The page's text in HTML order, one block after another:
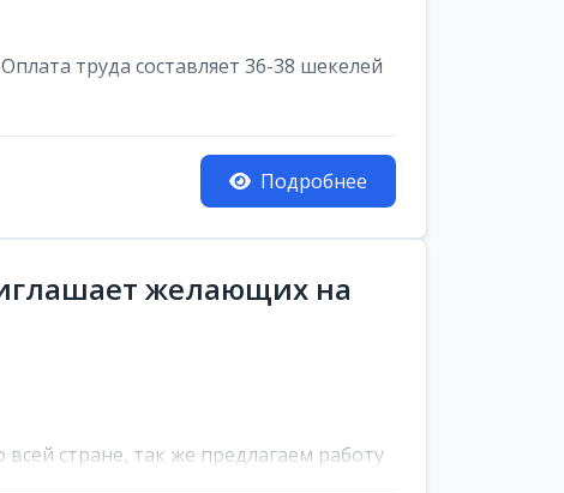
труда составляет 36-38 шекелей
Подробнее
желающих на
стране, так же предлагаем работу